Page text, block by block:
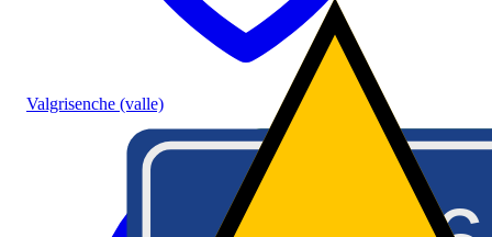
Valgrisenche (valle)